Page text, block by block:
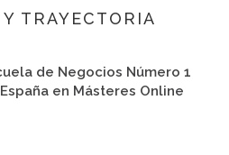
TRAYECTORIA
de Negocios Número 1
en Másteres Online